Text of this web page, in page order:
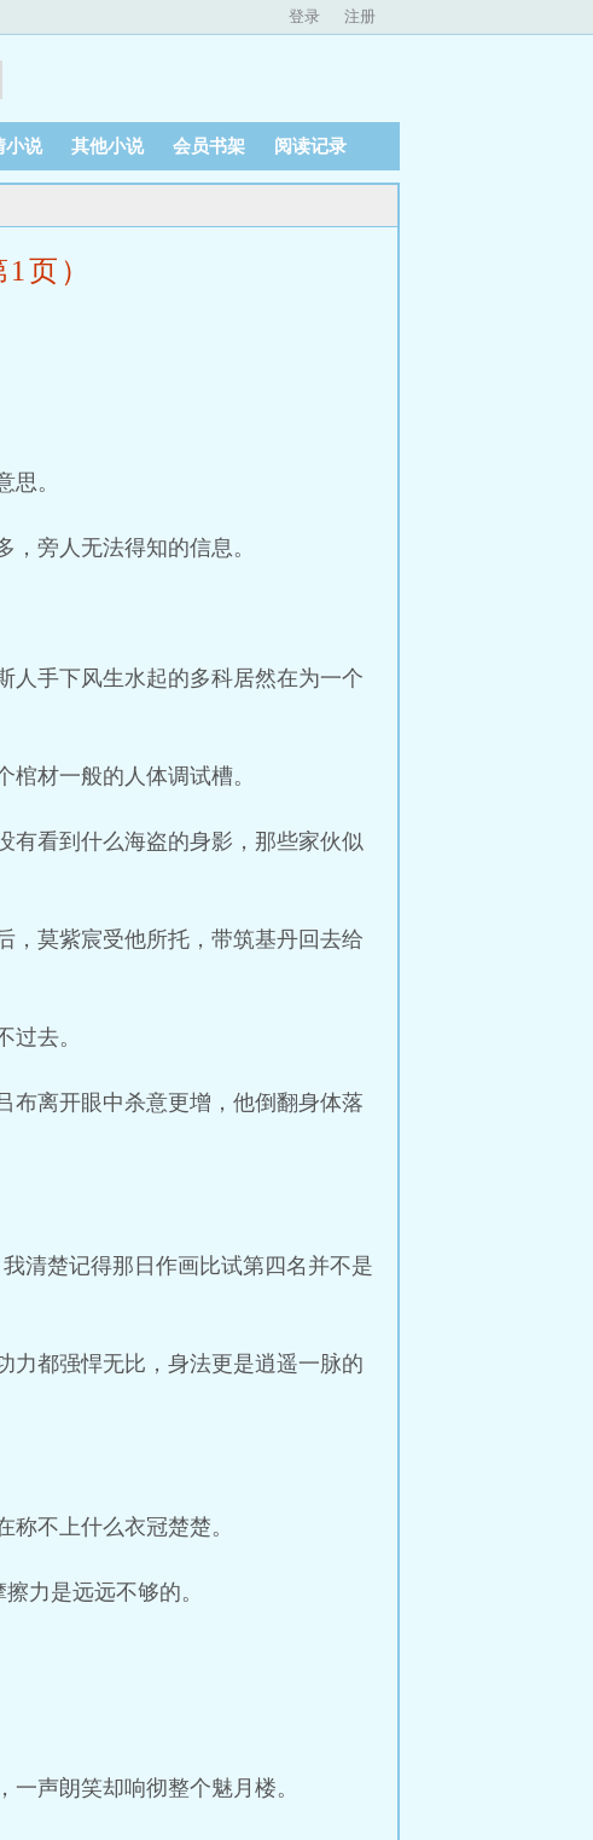
登录 注册
小说 其他小说 会员书架 阅读记录
页）
。
旁人无法得知的信息。
人手下风生水起的多科居然在为一个
材一般的人体调试槽。
有看到什么海盗的身影，那些家伙似
，莫紫宸受他所托，带筑基丹回去给
去。
布离开眼中杀意更增，他倒翻身体落
清楚记得那日作画比试第四名并不是
力都强悍无比，身法更是逍遥一脉的
不上什么衣冠楚楚。
力是远远不够的。
声朗笑却响彻整个魅月楼。